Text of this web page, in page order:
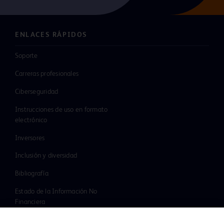
ENLACES RÁPIDOS
Soporte
Carreras profesionales
Ciberseguridad
Instrucciones de uso en formato
electrónico
Inversores
Inclusión y diversidad
Bibliografía
Estado de la Información No
Financiera